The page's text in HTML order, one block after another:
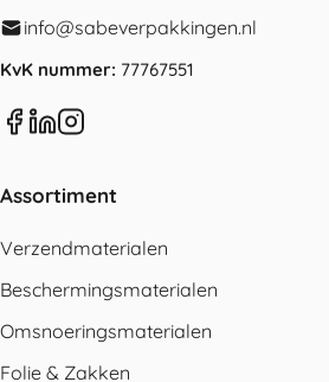
info@sabeverpakkingen.nl
KvK nummer: 77767551
Assortiment
Verzendmaterialen
Beschermingsmaterialen
Omsnoeringsmaterialen
Folie & Zakken